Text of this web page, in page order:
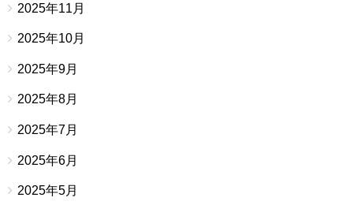
2025年11月
2025年10月
2025年9月
2025年8月
2025年7月
2025年6月
2025年5月